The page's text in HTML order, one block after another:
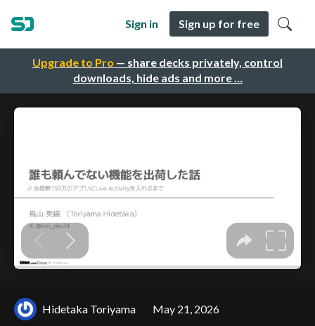
Upgrade to Pro — share decks privately, control
downloads, hide ads and more …
Sign in Sign up for free
Hidetaka Toriyama May 21, 2026